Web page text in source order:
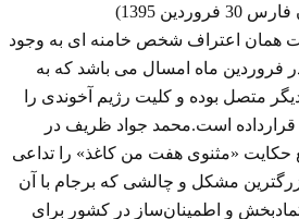
1395)
همان اعتراف شخص خامنه ای به وجود
2, 3, 4 و…» در فروردین ماه امسال می باشد که به
متصل بوده و کلیت رژیم آخوندی را
است.محمد جواد ظریف در
حکایت «مثنوی هفت من کاغذ» را تداعی
مشکل و چالشی که برجام با آن
و اطمینان‌ساز در کشور برای